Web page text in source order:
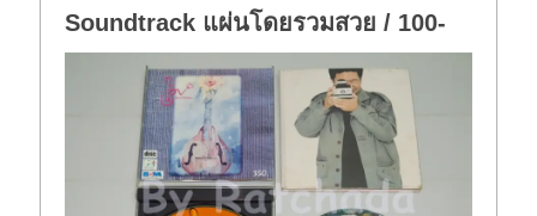
Soundtrack แผ่นโดยรวมสวย / 100-